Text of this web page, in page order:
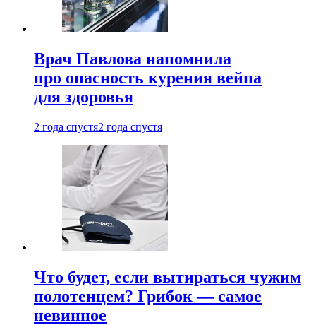
Врач Павлова напомнила
про опасность курения вейпа
для здоровья
2 года спустя2 года спустя
Что будет, если вытираться чужим
полотенцем? Грибок — самое
невинное